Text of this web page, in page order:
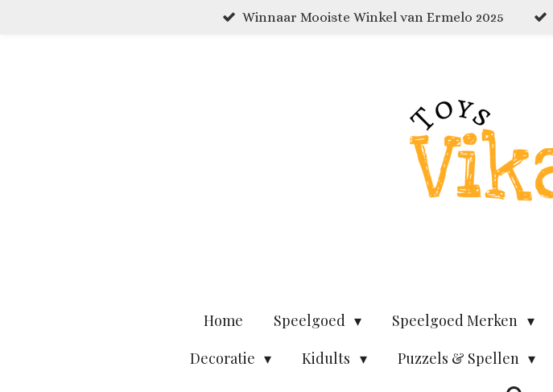
Winnaar Mooiste Winkel van Ermelo 2025
Home Speelgoed Speelgoed Merken
Decoratie
Kidults Puzzels & Spellen